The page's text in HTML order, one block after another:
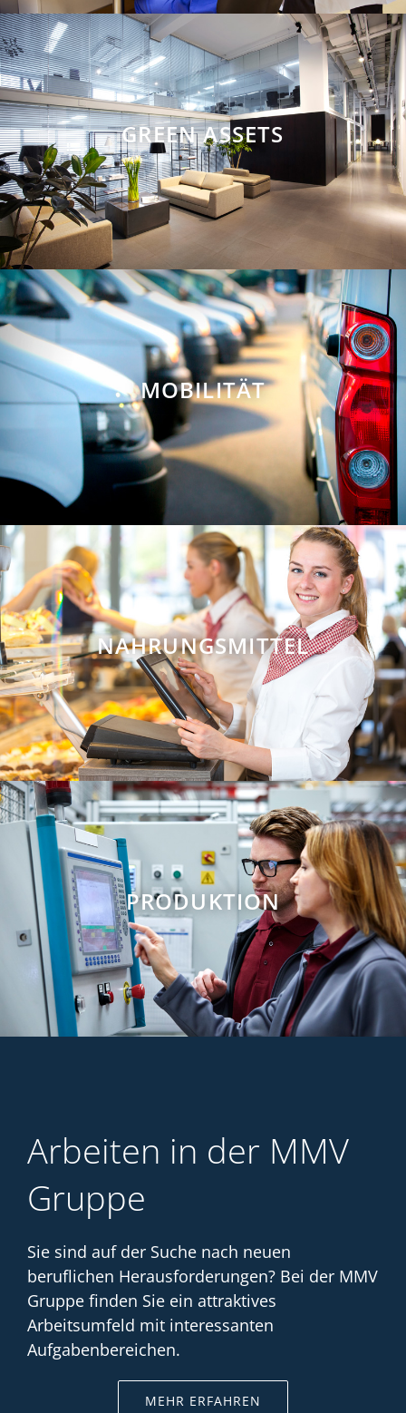
GREEN ASSETS
MOBILITÄT
NAHRUNGSMITTEL
PRODUKTION
Arbeiten in der MMV
Gruppe
Sie sind auf der Suche nach neuen
beruflichen Herausforderungen? Bei der MMV
Gruppe finden Sie ein attraktives
Arbeitsumfeld mit interessanten
Aufgabenbereichen.
MEHR ERFAHREN